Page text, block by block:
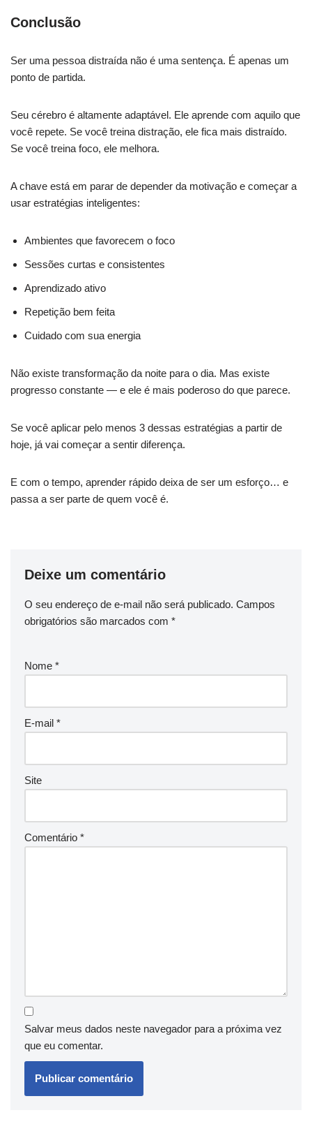
Conclusão
Ser uma pessoa distraída não é uma sentença. É apenas um
ponto de partida.
Seu cérebro é altamente adaptável. Ele aprende com aquilo que
você repete. Se você treina distração, ele fica mais distraído.
Se você treina foco, ele melhora.
A chave está em parar de depender da motivação e começar a
usar estratégias inteligentes:
Ambientes que favorecem o foco
Sessões curtas e consistentes
Aprendizado ativo
Repetição bem feita
Cuidado com sua energia
Não existe transformação da noite para o dia. Mas existe
progresso constante — e ele é mais poderoso do que parece.
Se você aplicar pelo menos 3 dessas estratégias a partir de
hoje, já vai começar a sentir diferença.
E com o tempo, aprender rápido deixa de ser um esforço… e
passa a ser parte de quem você é.
Deixe um comentário
O seu endereço de e-mail não será publicado. Campos
obrigatórios são marcados com *
Nome *
E-mail *
Site
Comentário *
Salvar meus dados neste navegador para a próxima vez
que eu comentar.